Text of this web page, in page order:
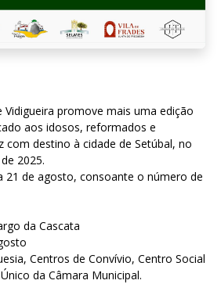
Vidigueira promove mais uma edição
aos idosos, reformados e
com destino à cidade de Setúbal, no
2025.
21 de agosto, consoante o número de
da Cascata
Centros de Convívio, Centro Social
da Câmara Municipal.